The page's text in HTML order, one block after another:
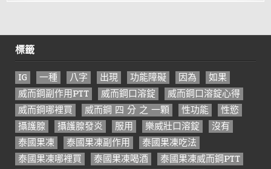
標籤
IG 一種 八字 出現 功能障礙 因為
如果
威而鋼副作用PTT
威而鋼口溶錠
威而鋼口溶錠心得
威而鋼哪裡買
威而鋼 四 分 之 一顆 性功能
性慾
攝護腺
攝護腺發炎 服用 樂威壯口溶錠
沒有
泰國果凍
泰國果凍副作用
泰國果凍吃法
泰國果凍哪裡買
泰國果凍喝酒
泰國果凍威而鋼PTT